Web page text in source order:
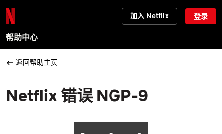
加入 Netflix 登录
帮助中心
返回帮助主页
Netflix 错误 NGP-9